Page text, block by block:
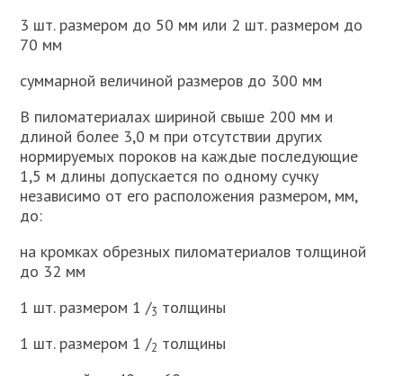
3 шт. размером до 50 мм или 2 шт. размером до
70 мм
суммарной величиной размеров до 300 мм
В пиломатериалах шириной свыше 200 мм и
длиной более 3,0 м при отсутствии других
нормируемых пороков на каждые последующие
1,5 м длины допускается по одному сучку
независимо от его расположения размером, мм,
до:
на кромках обрезных пиломатериалов толщиной
до 32 мм
1 шт. размером 1 /3 толщины
1 шт. размером 1 /2 толщины